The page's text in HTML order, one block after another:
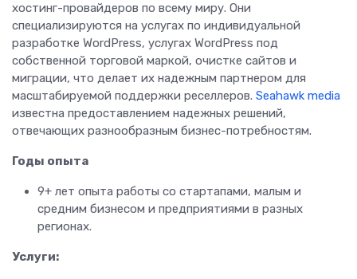
хостинг-провайдеров по всему миру. Они
специализируются на услугах по индивидуальной
разработке WordPress, услугах WordPress под
собственной торговой маркой, очистке сайтов и
миграции, что делает их надежным партнером для
масштабируемой поддержки реселлеров. Seahawk media
известна предоставлением надежных решений,
отвечающих разнообразным бизнес-потребностям.
Годы опыта
9+ лет опыта работы со стартапами, малым и
средним бизнесом и предприятиями в разных
регионах.
Услуги: